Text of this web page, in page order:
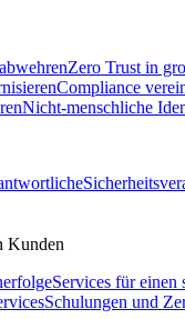
Zero Trust in
Compliance
Nicht-menschliche
Kunden
Services für einen
Schulungen und